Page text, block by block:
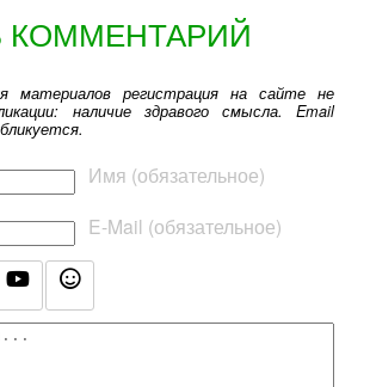
КОММЕНТАРИЙ
материалов регистрация на сайте не
наличие здравого смысла. Email
Имя (обязательное)
E-Mail (обязательное)